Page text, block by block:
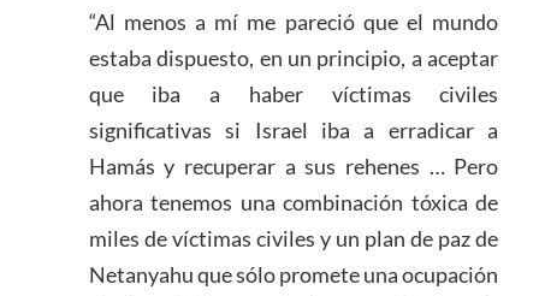
“Al menos a mí me pareció que el mundo
estaba dispuesto, en un principio, a aceptar
que iba a haber víctimas civiles
significativas si Israel iba a erradicar a
Hamás y recuperar a sus rehenes … Pero
ahora tenemos una combinación tóxica de
miles de víctimas civiles y un plan de paz de
Netanyahu que sólo promete una ocupación